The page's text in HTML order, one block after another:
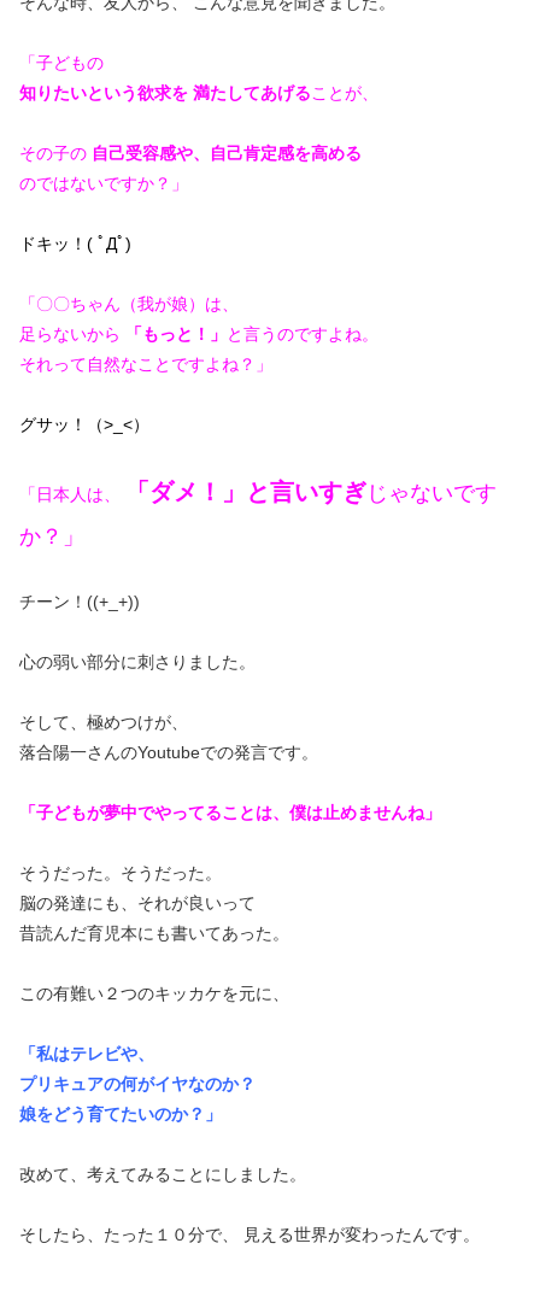
「子どもの
知りたいという欲求を 満たしてあげることが、
その子の 自己受容感や、自己肯定感を高める
のではないですか？」
ドキッ！( ﾟДﾟ)
「〇〇ちゃん（我が娘）は、
足らないから
「もっと！」 と言うのですよね。
それって自然なことですよね？」
グサッ！（>_<）
「 日本人は、 「ダメ！」と言いすぎ じゃないです
か？ 」
チーン！((+_+))
心の弱い部分に刺さりました。
そして、極めつけが、
落合陽一さんのYoutubeでの発言です。
「子どもが夢中でやってることは、僕は止めませんね」
そうだった。そうだった。
脳の発達にも、それが良いって
昔読んだ育児本にも書いてあった。
この有難い２つのキッカケを元に、
「私はテレビや、
プリキュアの何がイヤなのか？
娘をどう育てたいのか？」
改めて、考えてみることにしました。
そしたら、たった１０分で、 見える世界が変わったんです。